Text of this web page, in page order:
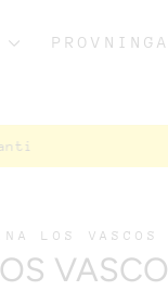
LOS VASCOS